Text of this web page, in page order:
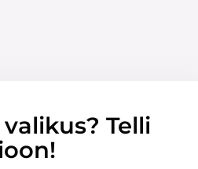
Telli